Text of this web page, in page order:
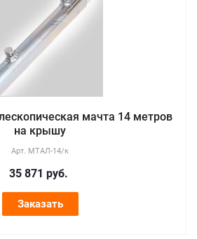
мачта 14 метров
на крышу
Арт. МТАЛ-14/к
35 871 руб.
Заказать